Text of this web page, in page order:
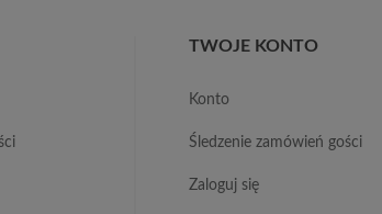
TWOJE KONTO
konto
śledzenie zamówień gości
zaloguj się